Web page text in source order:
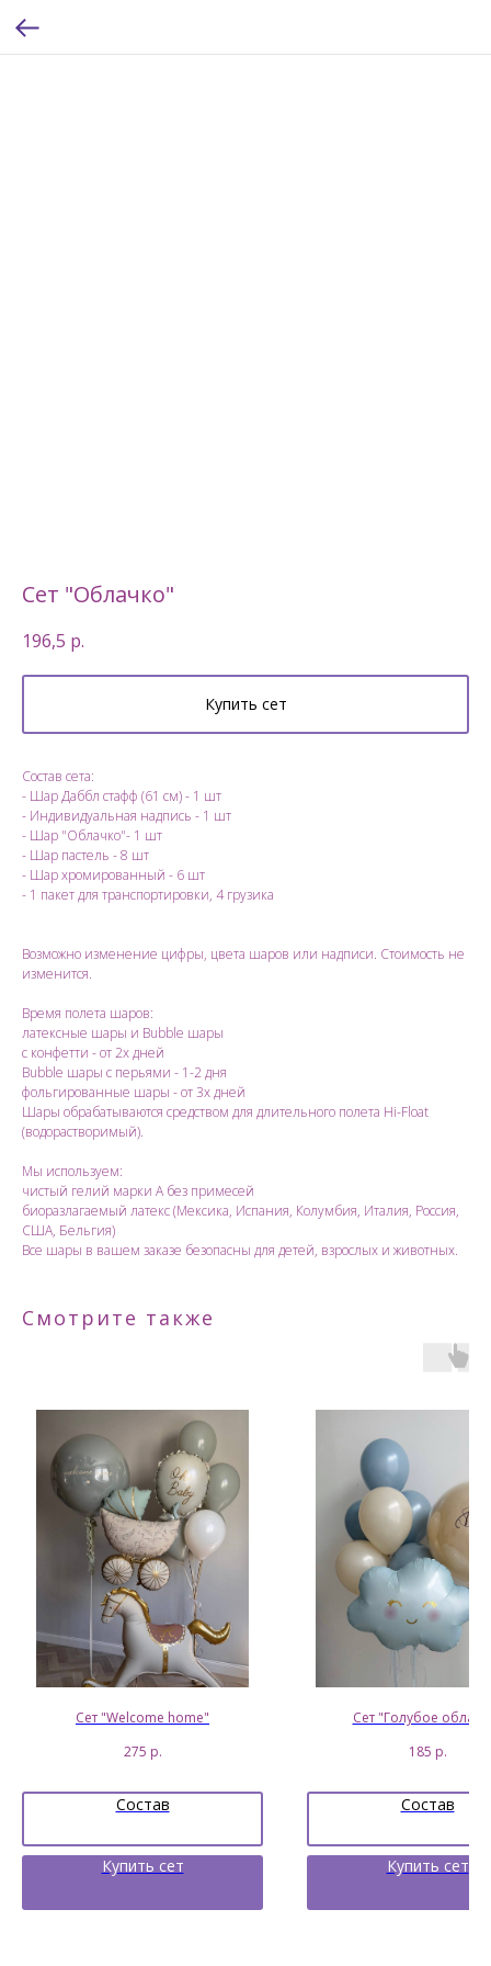
Сет "Облачко"
196,5 р.
Купить сет
Состав сета:
- Шар Даббл стафф (61 см) - 1 шт
- Индивидуальная надпись - 1 шт
- Шар "Облачко"- 1 шт
- Шар пастель - 8 шт
- Шар хромированный - 6 шт
- 1 пакет для транспортировки, 4 грузика
Возможно изменение цифры, цвета шаров или надписи. Стоимость не
изменится.
Время полета шаров:
латексные шары и Bubble шары
с конфетти - от 2х дней
Bubble шары с перьями - 1-2 дня
фольгированные шары - от 3х дней
Шары обрабатываются средством для длительного полета Hi-Float
(водорастворимый).
Мы используем:
чистый гелий марки А без примесей
биоразлагаемый латекс (Мексика, Испания, Колумбия, Италия, Россия,
США, Бельгия)
Все шары в вашем заказе безопасны для детей, взрослых и животных.
Смотрите также
Сет "Welcome home"
275 р.
Состав
Купить сет
Сет "Голубое
185 р.
Состав
Купить сет